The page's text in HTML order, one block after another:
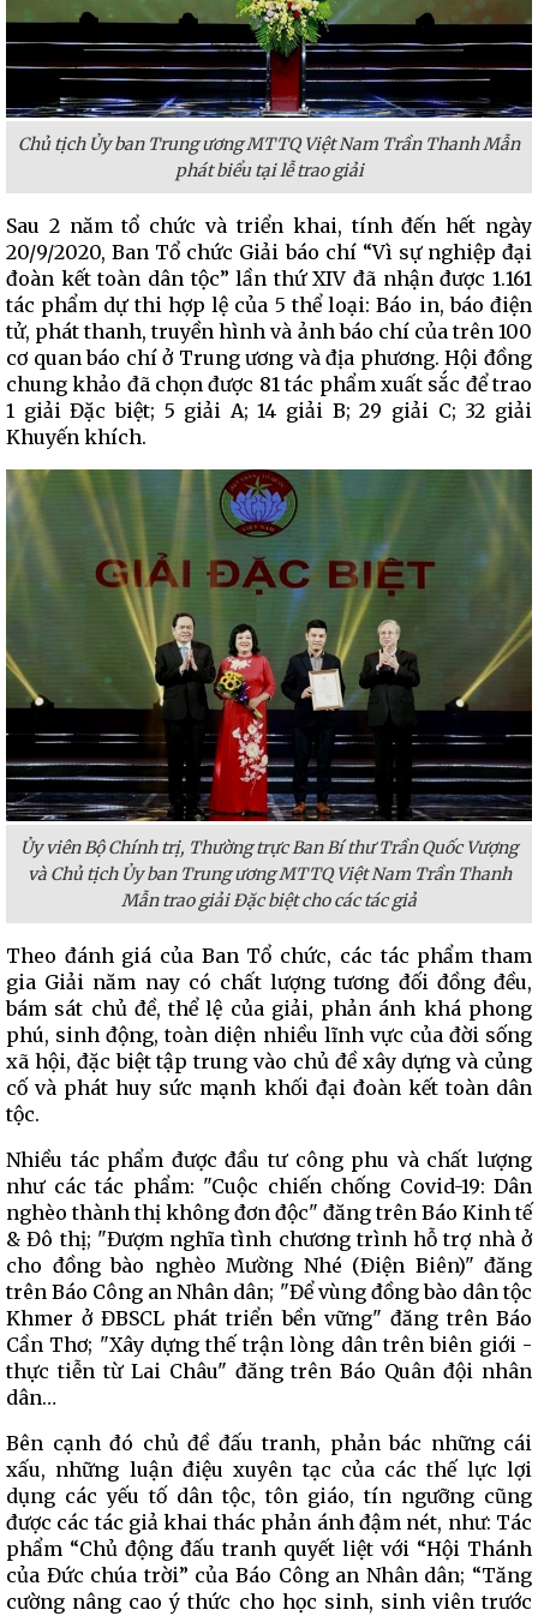
Chủ tịch Ủy ban Trung ương MTTQ Việt Nam Trần Thanh Mẫn
phát biểu tại lễ trao giải
Sau 2 năm tổ chức và triển khai, tính đến hết ngày
20/9/2020, Ban Tổ chức Giải báo chí “Vì sự nghiệp đại
đoàn kết toàn dân tộc” lần thứ XIV đã nhận được 1.161
tác phẩm dự thi hợp lệ của 5 thể loại: Báo in, báo điện
tử, phát thanh, truyền hình và ảnh báo chí của trên 100
cơ quan báo chí ở Trung ương và địa phương. Hội đồng
chung khảo đã chọn được 81 tác phẩm xuất sắc để trao
1 giải Đặc biệt; 5 giải A; 14 giải B; 29 giải C; 32 giải
Khuyến khích.
Ủy viên Bộ Chính trị, Thường trực Ban Bí thư Trần Quốc Vượng
và Chủ tịch Ủy ban Trung ương MTTQ Việt Nam Trần Thanh
Mẫn trao giải Đặc biệt cho các tác giả
Theo đánh giá của Ban Tổ chức, các tác phẩm tham
gia Giải năm nay có chất lượng tương đối đồng đều,
bám sát chủ đề, thể lệ của giải, phản ánh khá phong
phú, sinh động, toàn diện nhiều lĩnh vực của đời sống
xã hội, đặc biệt tập trung vào chủ đề xây dựng và củng
cố và phát huy sức mạnh khối đại đoàn kết toàn dân
tộc.
Nhiều tác phẩm được đầu tư công phu và chất lượng
như các tác phẩm: "Cuộc chiến chống Covid-19: Dân
nghèo thành thị không đơn độc" đăng trên Báo Kinh tế
& Đô thị; "Đượm nghĩa tình chương trình hỗ trợ nhà ở
cho đồng bào nghèo Mường Nhé (Điện Biên)" đăng
trên Báo Công an Nhân dân; "Để vùng đồng bào dân tộc
Khmer ở ĐBSCL phát triển bền vững" đăng trên Báo
Cần Thơ; "Xây dựng thế trận lòng dân trên biên giới -
thực tiễn từ Lai Châu" đăng trên Báo Quân đội nhân
dân…
Bên cạnh đó chủ đề đấu tranh, phản bác những cái
xấu, những luận điệu xuyên tạc của các thế lực lợi
dụng các yếu tố dân tộc, tôn giáo, tín ngưỡng cũng
được các tác giả khai thác phản ánh đậm nét, như: Tác
phẩm “Chủ động đấu tranh quyết liệt với “Hội Thánh
của Đức chúa trời” của Báo Công an Nhân dân; “Tăng
cường nâng cao ý thức cho học sinh, sinh viên trước